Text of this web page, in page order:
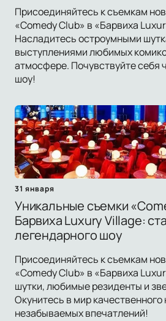
Присоединяйтесь к съемкам
«Comedy Club» в «Барвиха
Насладитесь остроумными
выступлениями любимых
атмосфере. Почувствуйте себя
шоу!
31 января
Уникальные съемки
Барвиха Luxury Village:
легендарного шоу
Присоединяйтесь к съемкам
«Comedy Club» в «Барвиха
шутки, любимые резиденты и
Окунитесь в мир
незабываемых впечатлений!